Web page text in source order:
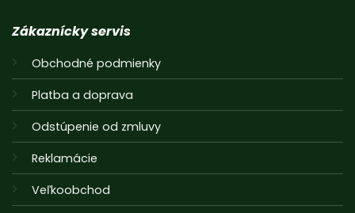
Zákaznícky servis
Obchodné podmienky
Platba a doprava
Odstúpenie od zmluvy
Reklamácie
Veľkoobchod